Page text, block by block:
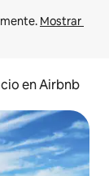
Mostrar
en Airbnb